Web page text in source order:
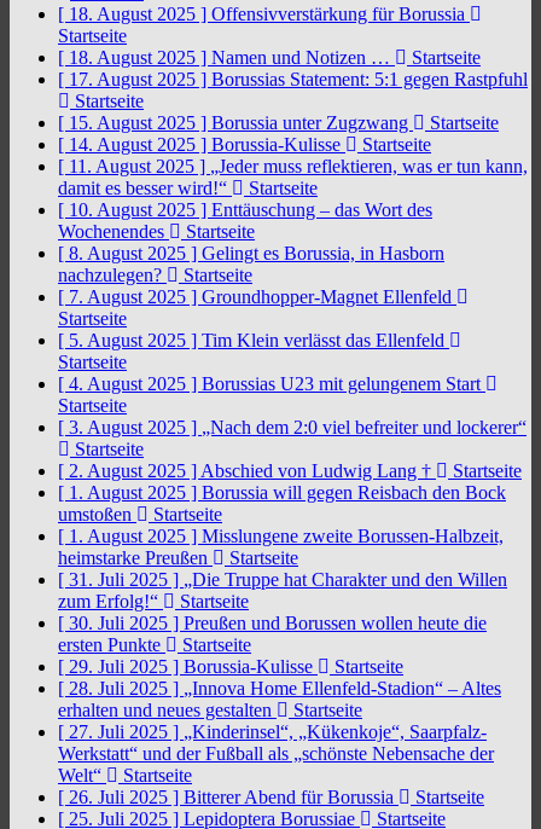
[ 18. August 2025 ] Offensivverstärkung für Borussia
Startseite
[ 18. August 2025 ] Namen und Notizen …
Startseite
[ 17. August 2025 ] Borussias Statement: 5:1 gegen Rastpfuhl
Startseite
[ 15. August 2025 ] Borussia unter Zugzwang
Startseite
[ 14. August 2025 ] Borussia-Kulisse
Startseite
[ 11. August 2025 ] „Jeder muss reflektieren, was er tun kann,
damit es besser wird!“
Startseite
[ 10. August 2025 ] Enttäuschung – das Wort des
Wochenendes
Startseite
[ 8. August 2025 ] Gelingt es Borussia, in Hasborn
nachzulegen?
Startseite
[ 7. August 2025 ] Groundhopper-Magnet Ellenfeld
Startseite
[ 5. August 2025 ] Tim Klein verlässt das Ellenfeld
Startseite
[ 4. August 2025 ] Borussias U23 mit gelungenem Start
Startseite
[ 3. August 2025 ] „Nach dem 2:0 viel befreiter und lockerer“
Startseite
[ 2. August 2025 ] Abschied von Ludwig Lang †
Startseite
[ 1. August 2025 ] Borussia will gegen Reisbach den Bock
umstoßen
Startseite
[ 1. August 2025 ] Misslungene zweite Borussen-Halbzeit,
heimstarke Preußen
Startseite
[ 31. Juli 2025 ] „Die Truppe hat Charakter und den Willen
zum Erfolg!“
Startseite
[ 30. Juli 2025 ] Preußen und Borussen wollen heute die
ersten Punkte
Startseite
[ 29. Juli 2025 ] Borussia-Kulisse
Startseite
[ 28. Juli 2025 ] „Innova Home Ellenfeld-Stadion“ – Altes
erhalten und neues gestalten
Startseite
[ 27. Juli 2025 ] „Kinderinsel“, „Kükenkoje“, Saarpfalz-
Werkstatt“ und der Fußball als „schönste Nebensache der
Welt“
Startseite
[ 26. Juli 2025 ] Bitterer Abend für Borussia
Startseite
[ 25. Juli 2025 ] Lepidoptera Borussiae
Startseite